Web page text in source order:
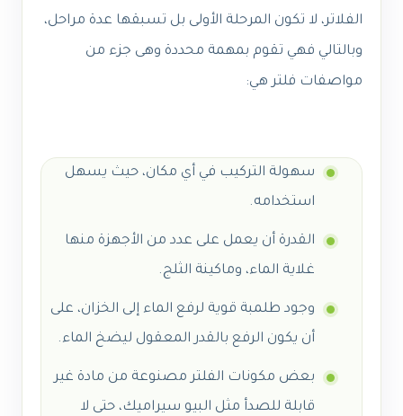
الفلاتر، لا تكون المرحلة الأولى بل تسبقها عدة مراحل،
وبالتالي فهي تقوم بمهمة محددة وهى جزء من
مواصفات فلتر هي:
سهولة التركيب في أي مكان، حيث يسهل
استخدامه.
القدرة أن يعمل على عدد من الأجهزة منها
غلاية الماء، وماكينة الثلج.
وجود طلمبة قوية لرفع الماء إلى الخزان، على
أن يكون الرفع بالقدر المعقول ليضخ الماء.
بعض مكونات الفلتر مصنوعة من مادة غير
قابلة للصدأ مثل البيو سيراميك، حتى لا